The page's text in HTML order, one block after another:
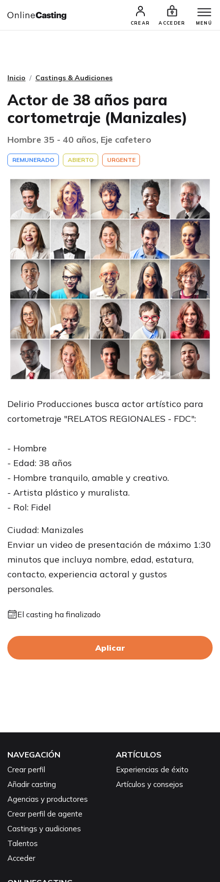
CREAR ACCEDER MENÚ
CASTINGS Y AUDICIONES TALENTOS
Inicio Castings & Audiciones
Actor de 38 años para
cortometraje (Manizales)
Hombre 35 - 40 años, Eje cafetero
REMUNERADO ABIERTO URGENTE
Delirio Producciones busca actor artístico para
cortometraje "RELATOS REGIONALES - FDC":
- Hombre
- Edad: 38 años
- Hombre tranquilo, amable y creativo.
- Artista plástico y muralista.
- Rol: Fidel
Ciudad: Manizales
Enviar un video de presentación de máximo 1:30
minutos que incluya nombre, edad, estatura,
contacto, experiencia actoral y gustos
personales.
El casting ha finalizado
Aplicar
NAVEGACIÓN
Crear perfil
Añadir casting
Agencias y productores
Crear perfil de agente
Castings y audiciones
Talentos
Acceder
ARTÍCULOS
Experiencias de éxito
Artículos y consejos